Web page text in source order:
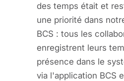
des temps était et
une priorité dans
BCS : tous les
enregistrent leurs
présence dans le
via l'application BCS